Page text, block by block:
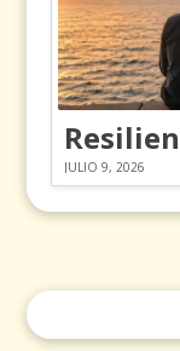
JULIO 9, 2026